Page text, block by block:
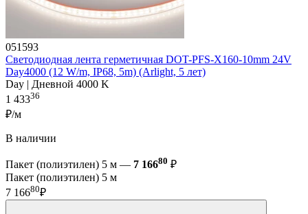
051593
Светодиодная лента герметичная DOT-PFS-X160-10mm 24V
Day4000 (12 W/m, IP68, 5m) (Arlight, 5 лет)
Day | Дневной 4000 K
1 43336
₽/м
В наличии
Пакет (полиэтилен) 5 м — 7 16680 ₽
Пакет (полиэтилен) 5 м
7 16680₽